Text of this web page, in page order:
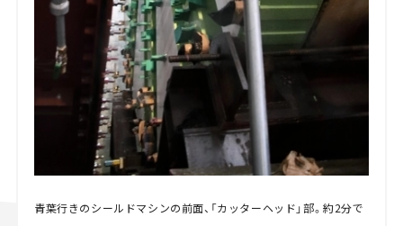
青葉行きのシールドマシンの前面、「カッターヘッド」部。約2分で